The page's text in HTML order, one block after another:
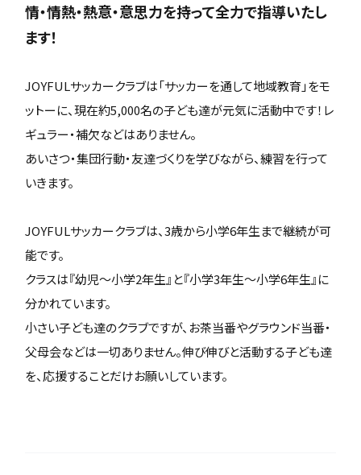
情・情熱・熱意・意思力を持って全力で指導いたし
ます！
JOYFULサッカークラブは「サッカーを通して地域教育」をモ
ットーに、現在約5,000名の子ども達が元気に活動中です！レ
ギュラー・補欠などはありません。
あいさつ・集団行動・友達づくりを学びながら、練習を行って
いきます。
JOYFULサッカークラブは、3歳から小学6年生まで継続が可
能です。
クラスは『幼児～小学2年生』と『小学3年生～小学6年生』に
分かれています。
小さい子ども達のクラブですが、お茶当番やグラウンド当番・
父母会などは一切ありません。伸び伸びと活動する子ども達
を、応援することだけお願いしています。